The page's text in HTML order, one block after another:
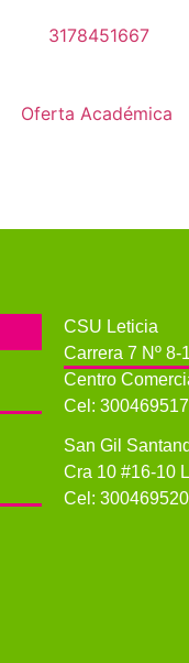
3178451667
Oferta Académica
CSU Leticia
Carrera 7 Nº 8-
Centro
Cel:
San Gil
Cra 10 #16-10
Cel: